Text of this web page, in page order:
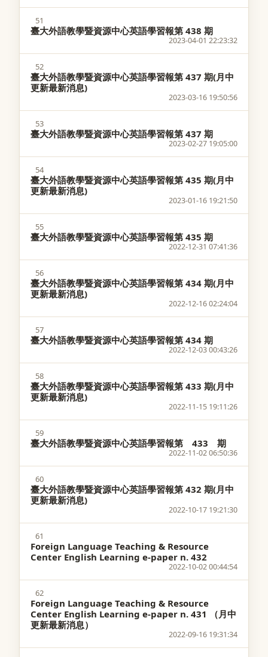
51
臺大外語教學暨資源中心英語學習報第 438 期
2023-04-01 22:23:32
52
臺大外語教學暨資源中心英語學習報第 437 期(月中
更新最新消息)
2023-03-16 19:50:56
53
臺大外語教學暨資源中心英語學習報第 437 期
2023-02-27 19:05:00
54
臺大外語教學暨資源中心英語學習報第 435 期(月中
更新最新消息)
2023-01-16 19:21:50
55
臺大外語教學暨資源中心英語學習報第 435 期
2022-12-31 07:41:36
56
臺大外語教學暨資源中心英語學習報第 434 期(月中
更新最新消息)
2022-12-16 02:24:04
57
臺大外語教學暨資源中心英語學習報第 434 期
2022-12-03 00:43:26
58
臺大外語教學暨資源中心英語學習報第 433 期(月中
更新最新消息)
2022-11-15 19:11:26
59
臺大外語教學暨資源中心英語學習報第 433 期
2022-11-02 06:50:36
60
臺大外語教學暨資源中心英語學習報第 432 期(月中
更新最新消息)
2022-10-17 19:21:30
61
Foreign Language Teaching & Resource
Center English Learning e-paper n. 432
2022-10-02 00:44:54
62
Foreign Language Teaching & Resource
Center English Learning e-paper n. 431 （月中
更新最新消息）
2022-09-16 19:31:34